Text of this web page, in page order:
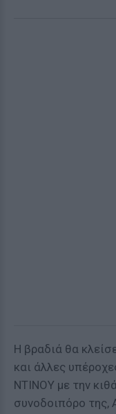
Η βραδιά θα
και άλλες
ΝΤΙΝΟΥ με την
συνοδοιπόρο